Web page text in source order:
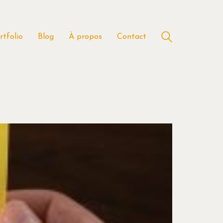
Blog À propos Contact